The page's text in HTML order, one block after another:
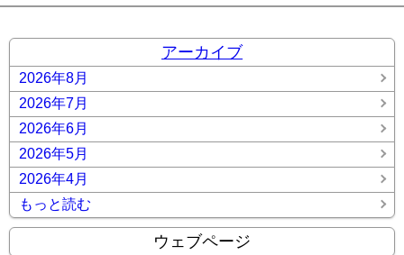
アーカイブ
2026年8月
2026年7月
2026年6月
2026年5月
2026年4月
もっと読む
ウェブページ